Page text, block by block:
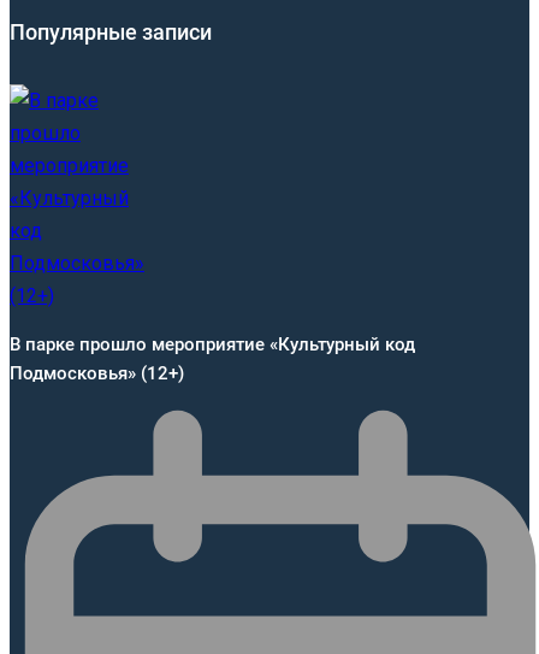
Популярные записи
В парке прошло мероприятие «Культурный код
Подмосковья» (12+)